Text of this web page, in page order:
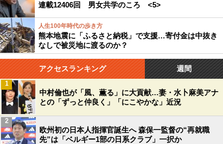
連載12406回 男女共学のころ <5>
人生100年時代の歩き方
熊本地震に「ふるさと納税」で支援…寄付金は中抜き
なしで被災地に渡るのか？
アクセスランキング 週間
中村倫也が「風、薫る」に大貢献…妻・水卜麻美アナ
との「ずっと仲良く」「にこやかな」近況
1
欧州初の日本人指揮官誕生へ 森保一監督の“再就職
先”は「ベルギー1部の日系クラブ」一択か
2